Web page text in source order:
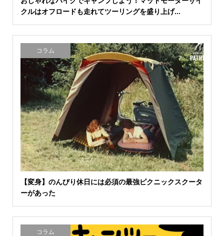
クルはオフロードも走れてツーリングを盛り上げ...
コラム
【変身】のんびり休日には必須の最強ピクニックスクータ
ーがあった
コラム